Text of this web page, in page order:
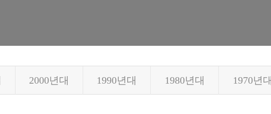
(구)동문회보
2000년대 1990년대 1980년대 1970년대